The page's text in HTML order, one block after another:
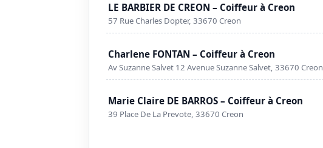
LE BARBIER DE CREON – Coiffeur à Creon
57 Rue Charles Dopter, 33670 Creon
Charlene FONTAN – Coiffeur à Creon
Av Suzanne Salvet 12 Avenue Suzanne Salvet, 33670 Creon
Marie Claire DE BARROS – Coiffeur à Creon
39 Place De La Prevote, 33670 Creon